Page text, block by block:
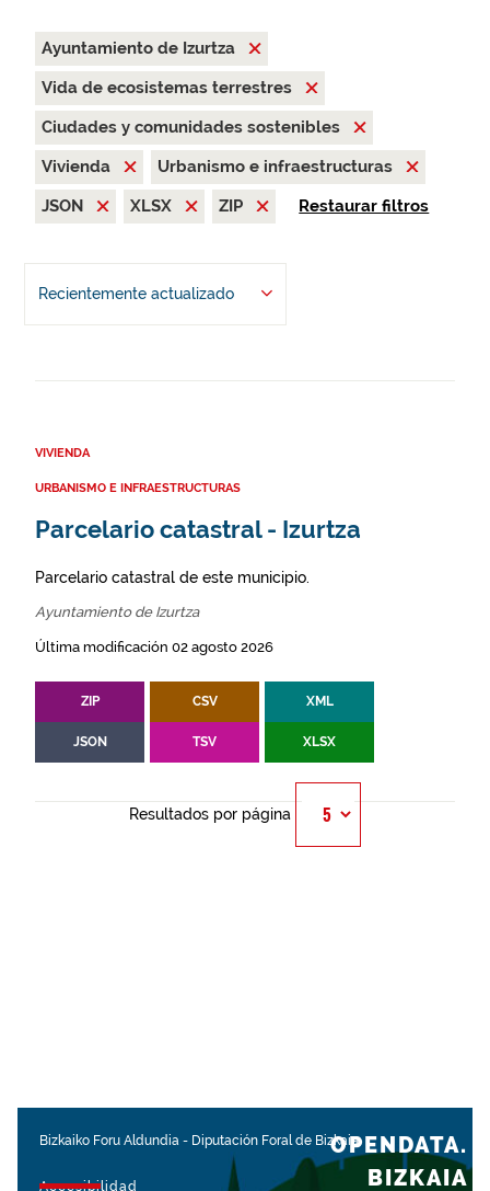
Ayuntamiento de Izurtza
Vida de ecosistemas terrestres
Ciudades y comunidades sostenibles
Vivienda
Urbanismo e infraestructuras
JSON
XLSX ZIP Restaurar filtros
Recientemente actualizado
VIVIENDA
URBANISMO E INFRAESTRUCTURAS
Parcelario catastral - Izurtza
Parcelario catastral de este municipio.
Ayuntamiento de Izurtza
Última modificación 02 agosto 2026
ZIP CSV XML
JSON TSV XLSX
Resultados por página
Bizkaiko Foru Aldundia - Diputación Foral de Bizkaia
Accesibilidad
OPENDATA.
BIZKAIA